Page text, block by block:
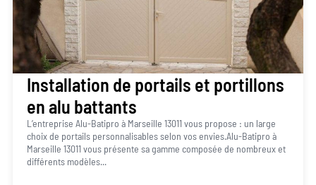
Installation de portails et portillons
en alu battants
L’entreprise Alu-Batipro à Marseille 13011 vous propose : un large
choix de portails personnalisables selon vos envies.Alu-Batipro à
Marseille 13011 vous présente sa gamme composée de nombreux et
différents modèles...